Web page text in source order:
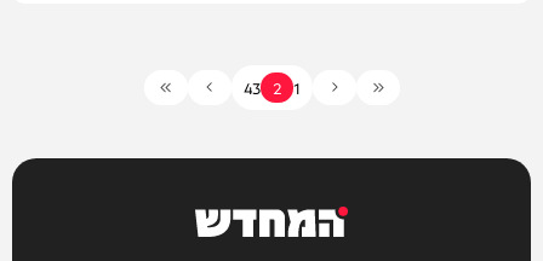
1
2
3
4
המחדש